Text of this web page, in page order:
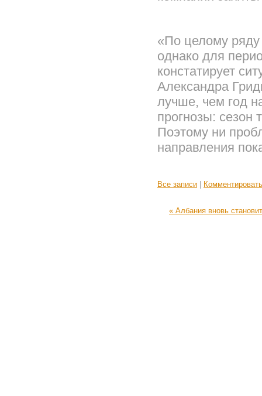
«По целому
однако для
констатирует
Александра
лучше, чем год
прогнозы: сезон
Поэтому ни
направления
Все записи Комментировать
« Албания вновь